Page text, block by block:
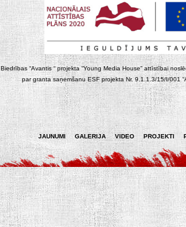
Biedrības “Avantis “ projekta “Young Media House” attīstībai
par granta saņemšanu ESF projekta Nr. 9.1.1.3/15/I/001
JAUNUMI GALERIJA VIDEO PROJEKTI